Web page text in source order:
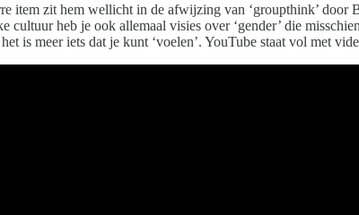
item zit hem wellicht in de afwijzing van ‘groupthink’
cultuur heb je ook allemaal visies over ‘gender’ die
is meer iets dat je kunt ‘voelen’. YouTube staat vol met